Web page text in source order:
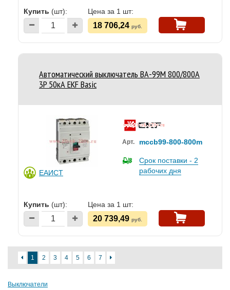
Купить (шт): Цена за 1 шт:
18 706,24 руб.
Автоматический выключатель ВА-99М 800/800А
3P 50кА EKF Basic
ЕАИСТ
Арт. mccb99-800-800m
Срок поставки - 2
рабочих дня
Купить (шт): Цена за 1 шт:
20 739,49 руб.
1 2 3 4 5 6 7
Выключатели